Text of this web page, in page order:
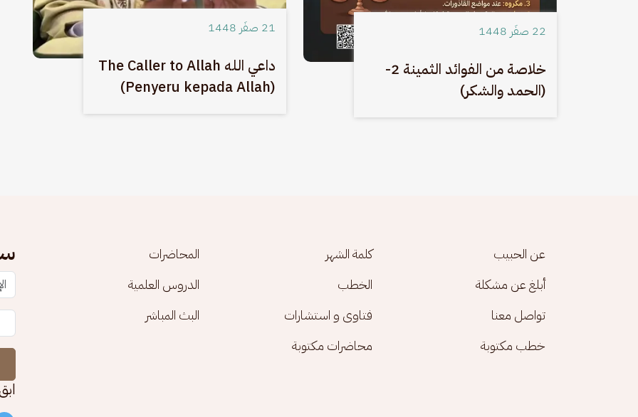
22 صفَر 1448
خلاصة من الفوائد الثمينة 2-
(الحمد والشكر)
21 صفَر 1448
داعي الله The Caller to Allah
(Penyeru kepada Allah)
Footer menu
عن الحبيب كلمة الشهر
المحاضرات
أبلغ عن مشكلة
الخطب
الدروس العلمية
تواصل معنا
فتاوى و استشارات
البث المباشر
خطب مكتوبة
محاضرات مكتوبة